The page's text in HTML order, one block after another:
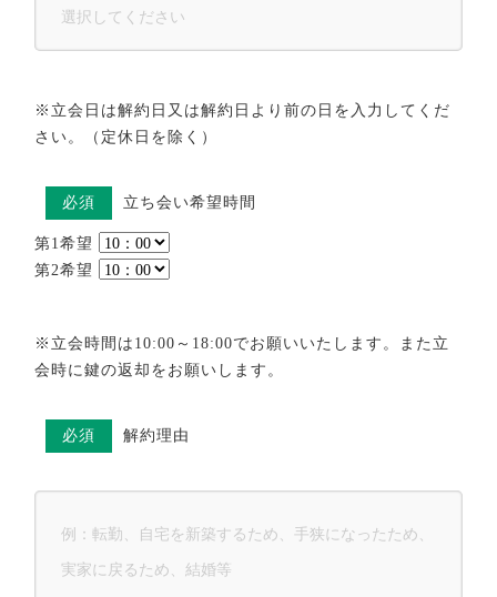
※立会日は解約日又は解約日より前の日を入力してくだ
さい。（定休日を除く）
必須 立ち会い希望時間
第1希望
第2希望
※立会時間は10:00～18:00でお願いいたします。また立
会時に鍵の返却をお願いします。
必須 解約理由